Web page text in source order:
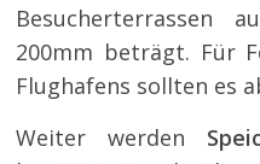
Besucherterrassen
200mm beträgt. Für
Flughafens sollten es
Weiter werden